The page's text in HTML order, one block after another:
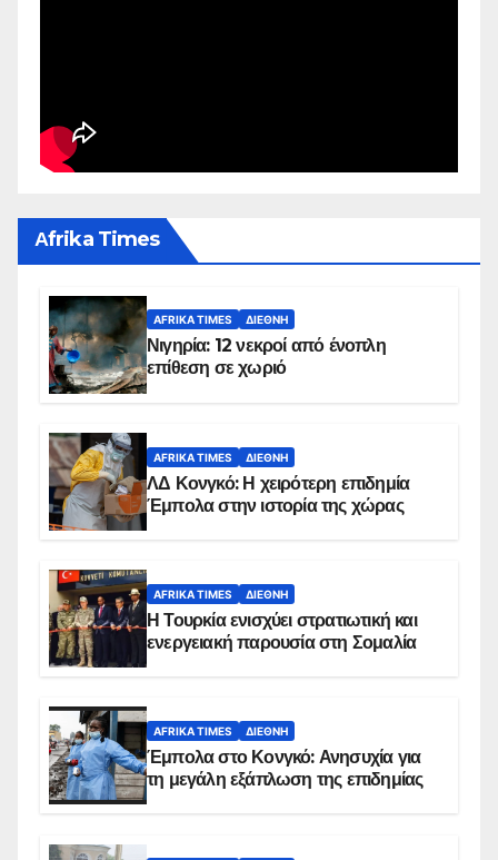
Αfrika Times
AFRIKA TIMES ΔΙΕΘΝΉ
Νιγηρία: 12 νεκροί από ένοπλη
επίθεση σε χωριό
AFRIKA TIMES ΔΙΕΘΝΉ
ΛΔ Κονγκό: Η χειρότερη επιδημία
Έμπολα στην ιστορία της χώρας
AFRIKA TIMES ΔΙΕΘΝΉ
Η Τουρκία ενισχύει στρατιωτική και
ενεργειακή παρουσία στη Σομαλία
AFRIKA TIMES ΔΙΕΘΝΉ
Έμπολα στο Κονγκό: Ανησυχία για
τη μεγάλη εξάπλωση της επιδημίας